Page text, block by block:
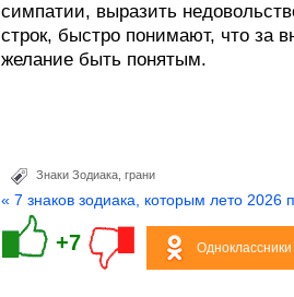
симпатии, выразить
строк, быстро понимают, что за
желание быть понятым.
Знаки Зодиака грани
« 7 знаков зодиака, которым лето 2026
+7 Одноклассники